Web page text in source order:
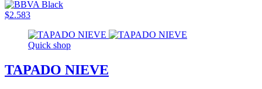
$2.583
Quick shop
TAPADO NIEVE